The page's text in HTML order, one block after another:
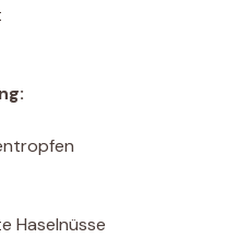
Haselnüsse